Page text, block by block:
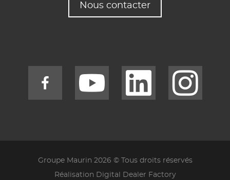
Nous contacter
Groupe Maurin 2026 © Tous droits réservés
Réalisation Digital Dealer Factory